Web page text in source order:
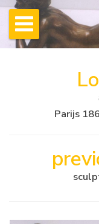
Parijs